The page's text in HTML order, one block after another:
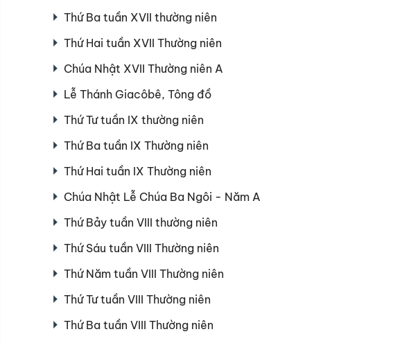
Thứ Ba tuần XVII thường niên
Thứ Hai tuần XVII Thường niên
Chúa Nhật XVII Thường niên A
Lễ Thánh Giacôbê, Tông đồ
Thứ Tư tuần IX thường niên
Thứ Ba tuần IX Thường niên
Thứ Hai tuần IX Thường niên
Chúa Nhật Lễ Chúa Ba Ngôi - Năm A
Thứ Bảy tuần VIII thường niên
Thứ Sáu tuần VIII Thường niên
Thứ Năm tuần VIII Thường niên
Thứ Tư tuần VIII Thường niên
Thứ Ba tuần VIII Thường niên